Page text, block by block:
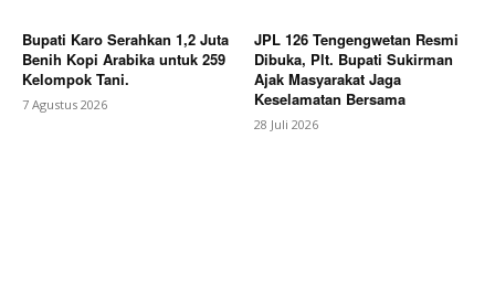
Bupati Karo Serahkan 1,2 Juta
Benih Kopi Arabika untuk 259
Kelompok Tani.
7 Agustus 2026
JPL 126 Tengengwetan Resmi
Dibuka, Plt. Bupati Sukirman
Ajak Masyarakat Jaga
Keselamatan Bersama
28 Juli 2026